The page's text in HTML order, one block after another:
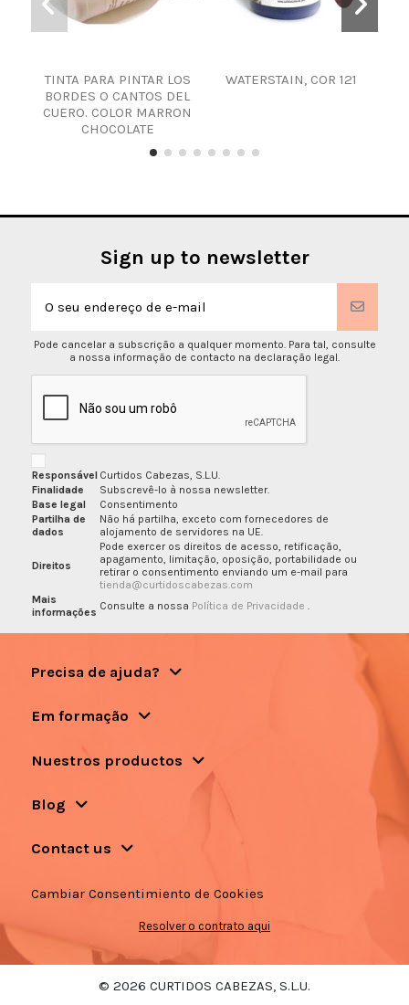
TINTA PARA PINTAR LOS
BORDES O CANTOS DEL
CUERO. COLOR MARRON
CHOCOLATE
WATERSTAIN, COR 121
Sign up to newsletter
Pode cancelar a subscrição a qualquer momento. Para tal, consulte
a nossa informação de contacto na declaração legal.
Responsável Curtidos Cabezas, S.L.U.
Finalidade
Subscrevê-lo à nossa newsletter.
Base legal
Consentimento
Partilha de
dados
Não há partilha, exceto com fornecedores de
alojamento de servidores na UE.
Direitos
Pode exercer os direitos de acesso, retificação,
apagamento, limitação, oposição, portabilidade ou
retirar o consentimento enviando um e-mail para
tienda@curtidoscabezas.com
Mais
informações Consulte a nossa Política de Privacidade
Precisa de ajuda?
Em formação
Nuestros productos
Blog
Contact us
Cambiar Consentimiento de Cookies
Resolver o contrato aqui
© 2026 CURTIDOS CABEZAS, S.L.U.